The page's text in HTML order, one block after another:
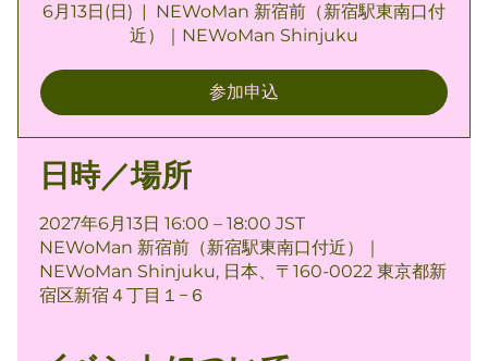
6月13日(日)
  |
NEWoMan 新宿前（新宿駅東南口付
近）｜NEWoMan Shinjuku
参加申込
日時／場所
2027年6月13日 16:00 – 18:00 JST
NEWoMan 新宿前（新宿駅東南口付近）｜
NEWoMan Shinjuku, 日本、〒160-0022 東京都新
宿区新宿４丁目１−６